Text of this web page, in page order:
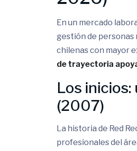
En un mercado
gestión de personas
chilenas con mayor
de trayectoria
Los
(2007)
La historia de Red
profesionales del